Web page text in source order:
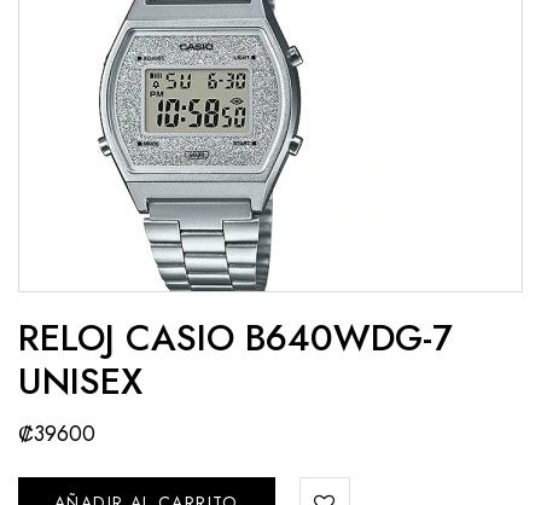
RELOJ CASIO B640WDG-7
UNISEX
₡39600